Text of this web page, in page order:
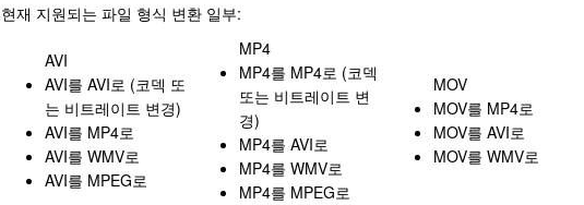
현재 지원되는 파일 형식 변환 일부:
AVI
AVI를 AVI로 (코덱 또
는 비트레이트 변경)
AVI를 MP4로
AVI를 WMV로
AVI를 MPEG로
MP4
MP4를 MP4로 (코덱
또는 비트레이트 변
경)
MP4를 AVI로
MP4를 WMV로
MP4를 MPEG로
MOV
MOV를 MP4로
MOV를 AVI로
MOV를 WMV로